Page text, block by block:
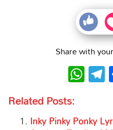
Share with
Related Posts:
Inky Pinky Ponky